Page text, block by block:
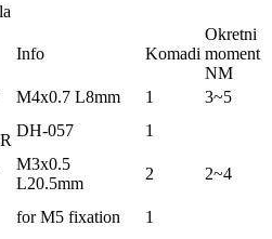
Info Komadi
Okretni
moment
NM
M4x0.7 L8mm 1
3~5
DH-057 1
M3x0.5
L20.5mm
2 2~4
for M5 fixation 1